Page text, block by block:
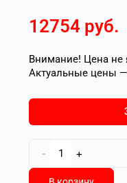
12754 руб.
Внимание! Цена не
Актуальные цены
- +